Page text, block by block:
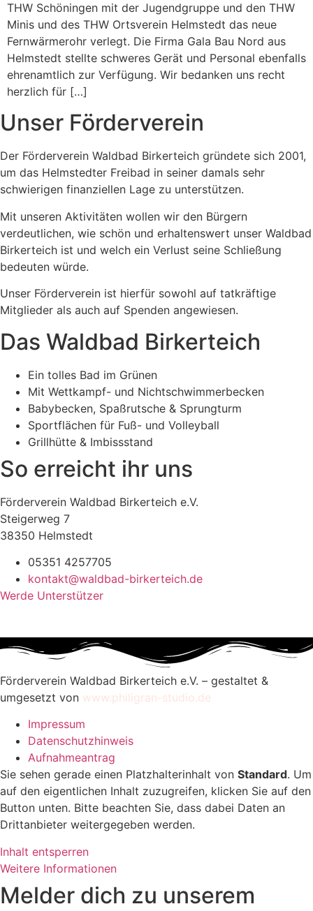
THW Schöningen mit der Jugendgruppe und den THW
Minis und des THW Ortsverein Helmstedt das neue
Fernwärmerohr verlegt. Die Firma Gala Bau Nord aus
Helmstedt stellte schweres Gerät und Personal ebenfalls
ehrenamtlich zur Verfügung. Wir bedanken uns recht
herzlich für […]
Unser Förderverein
Der Förderverein Waldbad Birkerteich gründete sich 2001,
um das Helmstedter Freibad in seiner damals sehr
schwierigen finanziellen Lage zu unterstützen.
Mit unseren Aktivitäten wollen wir den Bürgern
verdeutlichen, wie schön und erhaltenswert unser Waldbad
Birkerteich ist und welch ein Verlust seine Schließung
bedeuten würde.
Unser Förderverein ist hierfür sowohl auf tatkräftige
Mitglieder als auch auf Spenden angewiesen.
Das Waldbad Birkerteich
Ein tolles Bad im Grünen
Mit Wettkampf- und Nichtschwimmerbecken
Babybecken, Spaßrutsche & Sprungturm
Sportflächen für Fuß- und Volleyball
Grillhütte & Imbissstand
So erreicht ihr uns
Förderverein Waldbad Birkerteich e.V.
Steigerweg 7
38350 Helmstedt
05351 4257705
kontakt@waldbad-birkerteich.de
Werde Unterstützer
Förderverein Waldbad Birkerteich e.V. – gestaltet &
umgesetzt von www.philigran-studio.de
Impressum
Datenschutzhinweis
Aufnahmeantrag
Sie sehen gerade einen Platzhalterinhalt von Standard. Um
auf den eigentlichen Inhalt zuzugreifen, klicken Sie auf den
Button unten. Bitte beachten Sie, dass dabei Daten an
Drittanbieter weitergegeben werden.
Inhalt entsperren
Weitere Informationen
Melder dich zu unserem